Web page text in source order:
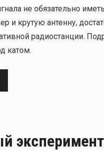
не обя­за­тель­но
и кру­тую антен­ну,
радио­стан­ции.
катом.